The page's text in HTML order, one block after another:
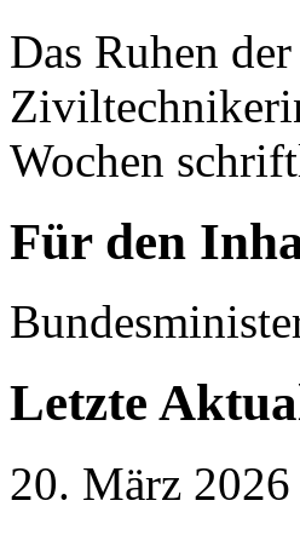
Das Ruhen
Wochen
Für den
Letzte
20. März 2026